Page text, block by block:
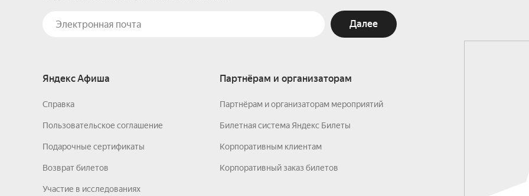
Далее
Яндекс Афиша
Справка
Пользовательское соглашение
Подарочные сертификаты
Возврат билетов
Участие в исследованиях
Партнёрам и организаторам
Партнёрам и организаторам мероприятий
Билетная система Яндекс Билеты
Корпоративным клиентам
Корпоративный заказ билетов